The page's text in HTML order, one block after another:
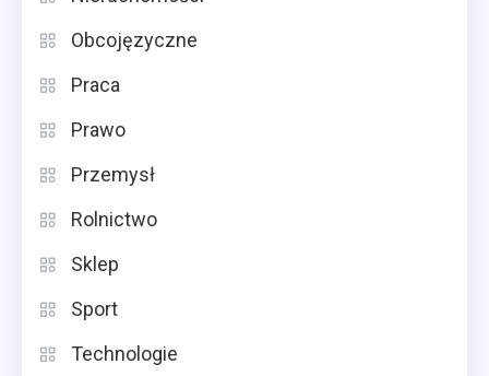
Obcojęzyczne
Praca
Prawo
Przemysł
Rolnictwo
Sklep
Sport
Technologie